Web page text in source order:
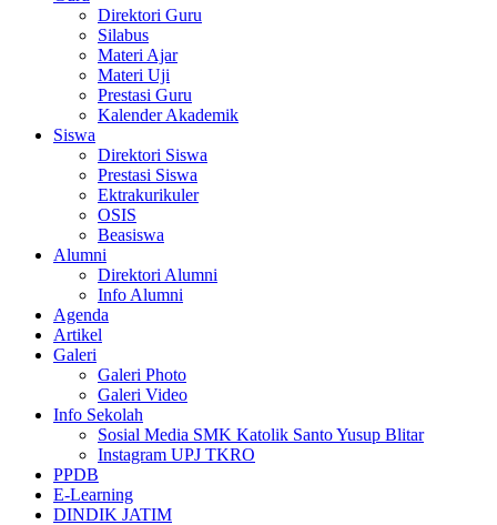
Direktori Guru
Silabus
Materi Ajar
Materi Uji
Prestasi Guru
Kalender Akademik
Siswa
Direktori Siswa
Prestasi Siswa
Ektrakurikuler
OSIS
Beasiswa
Alumni
Direktori Alumni
Info Alumni
Agenda
Artikel
Galeri
Galeri Photo
Galeri Video
Info Sekolah
Sosial Media SMK Katolik Santo Yusup Blitar
Instagram UPJ TKRO
PPDB
E-Learning
DINDIK JATIM